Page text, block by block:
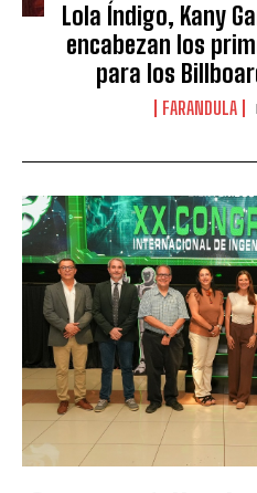
Lola Índigo, Kany
encabezan los
para los
FARANDULA